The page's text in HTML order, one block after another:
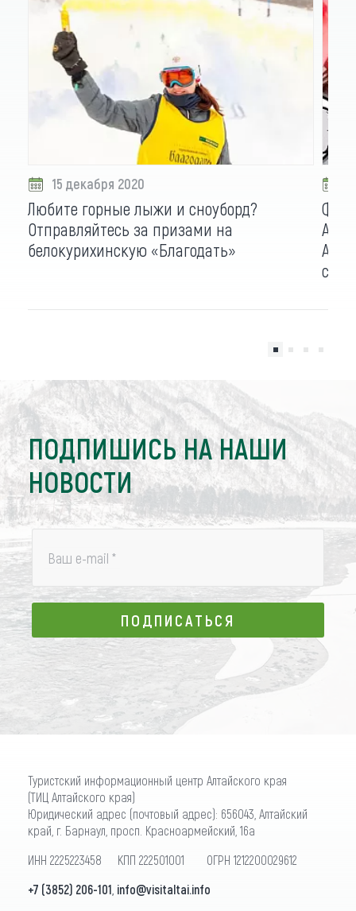
15 декабря 2020
Любите горные лыжи и сноуборд?
Отправляйтесь за призами на
белокурихинскую «Благодать»
ПОДПИШИСЬ НА НАШИ
НОВОСТИ
Ваш e-mail *
ПОДПИСАТЬСЯ
ПОДПИСАТЬСЯ
Туристский информационный центр Алтайского края
(ТИЦ Алтайского края)
Юридический адрес (почтовый адрес): 656043, Алтайский
край, г. Барнаул, просп. Красноармейский, 16а
ИНН 2225223458 КПП 222501001 ОГРН 1212200029612
+7 (3852) 206-101 info@visitaltai.info